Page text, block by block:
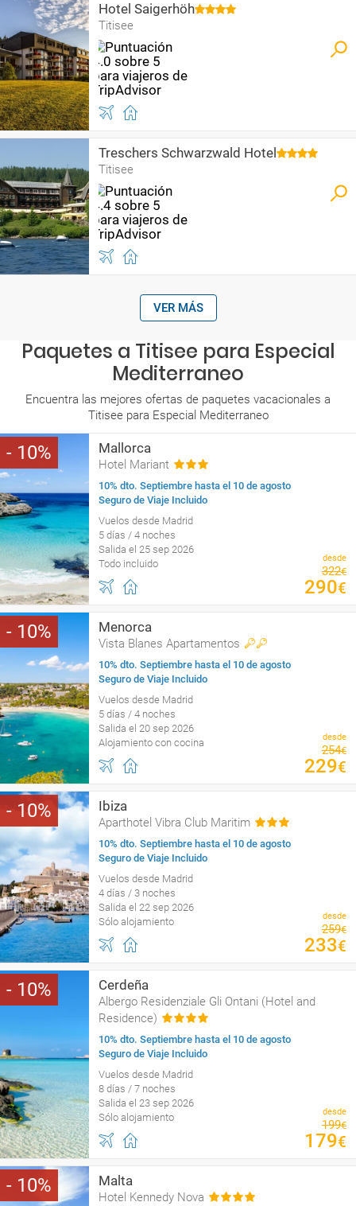
Hotel Saigerhöh
Titisee
Treschers Schwarzwald Hotel
Titisee
VER MÁS
Paquetes a Titisee para Especial
Mediterraneo
Encuentra las mejores ofertas de paquetes vacacionales a
Titisee para Especial Mediterraneo
10 Mallorca
Hotel Mariant
10% dto. Septiembre hasta el 10 de agosto
Seguro de Viaje Incluido
Vuelos desde Madrid
5 días / 4 noches
Salida el 25 sep 2026
Todo incluido
desde
322€
290€
10 Menorca
Vista Blanes Apartamentos
10% dto. Septiembre hasta el 10 de agosto
Seguro de Viaje Incluido
Vuelos desde Madrid
5 días / 4 noches
Salida el 20 sep 2026
Alojamiento con cocina
desde
254€
229€
10 Ibiza
Aparthotel Vibra Club Maritim
10% dto. Septiembre hasta el 10 de agosto
Seguro de Viaje Incluido
Vuelos desde Madrid
4 días / 3 noches
Salida el 22 sep 2026
Sólo alojamiento
desde
259€
233€
10 Cerdeña
Albergo Residenziale Gli Ontani (Hotel and
Residence)
10% dto. Septiembre hasta el 10 de agosto
Seguro de Viaje Incluido
Vuelos desde Madrid
8 días / 7 noches
Salida el 23 sep 2026
Sólo alojamiento
desde
199€
179€
10 Malta
Hotel Kennedy Nova